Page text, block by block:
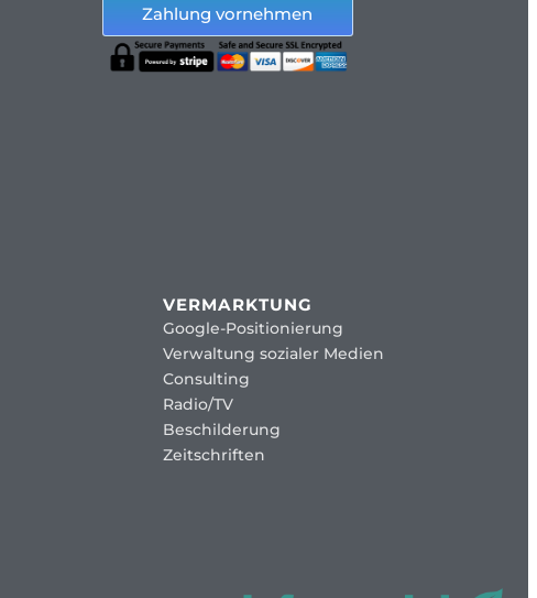
Zahlung vornehmen
VERMARKTUNG
Google-Positionierung
Verwaltung sozialer Medien
Consulting
Radio/TV
Beschilderung
Zeitschriften